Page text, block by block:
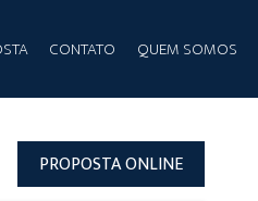
CONTATO QUEM SOMOS
PROPOSTA ONLINE